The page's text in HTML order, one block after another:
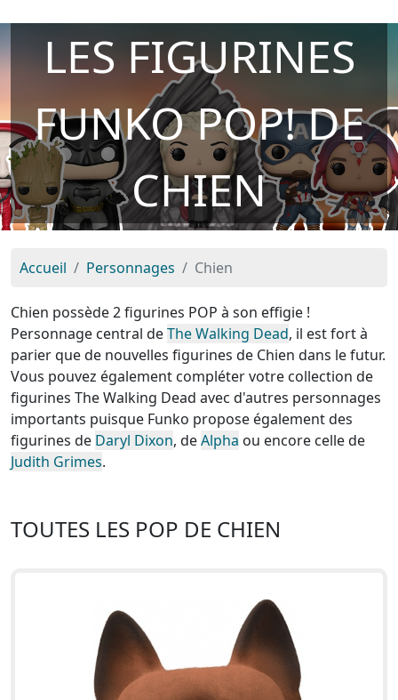
LES FIGURINES
FUNKO POP! DE
CHIEN
Accueil Personnages Chien
Chien possède 2 figurines POP à son effigie !
Personnage central deThe Walking Dead, il est fort à
parier que de nouvelles figurines de Chien dans le futur.
Vous pouvez également compléter votre collection de
figurines The Walking Dead avec d'autres personnages
importants puisque Funko propose également des
figurines de Daryl Dixon, deAlpha ou encore celle de
Judith Grimes.
TOUTES LES POP DE CHIEN